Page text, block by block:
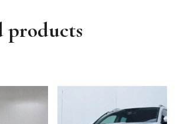
products